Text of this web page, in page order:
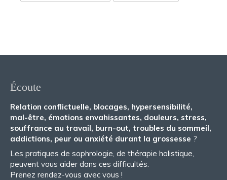
Écoute
Relation conflictuelle, blocages, hypersensibilité,
mal-être, émotions envahissantes, douleurs, stress,
souffrance au travail, burn-out, troubles du sommeil,
addictions, peur ou anxiété durant la grossesse ?
Les pratiques de sophrologie, de thérapie holistique,
peuvent vous aider dans ces difficultés.
Prenez rendez-vous avec vous !